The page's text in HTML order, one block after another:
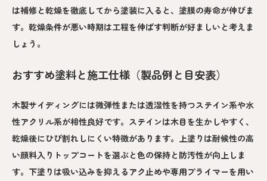
は補修と乾燥を徹底してから塗装に入ると、塗膜の寿命が伸びま
す。乾燥条件が悪い時期は工程を伸ばす判断が好ましいと考えま
しょう。
おすすめ塗料と施工仕様（製品例と目安表）
木製サイディングには微弾性または透湿性を持つステイン系や水
性アクリル系が相性良好です。ステインは木目を生かしやすく、
乾燥後にひび割れしにくい特徴があります。上塗りは耐候性の高
い顔料入りトップコートを選ぶと色の保持と防汚性が向上しま
す。下塗りは吸い込みを抑えるアク止めや専用プライマーを用い